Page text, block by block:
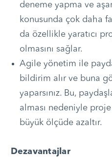
deneme yapma ve
konusunda çok daha
da özellikle yaratıcı
olmasını sağlar.
Agile yönetim ile
bildirim alır ve buna
yaparsınız. Bu,
alması nedeniyle proje
büyük ölçüde azaltır.
Dezavantajlar